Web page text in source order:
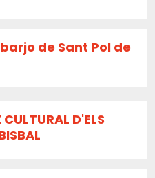
de Sant Pol de
D'ELS